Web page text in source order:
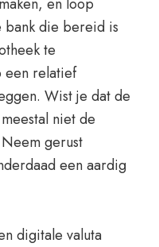
bank die bereid is
te
een relatief
Wist je dat de
niet de
gerust
een aardig
digitale valuta